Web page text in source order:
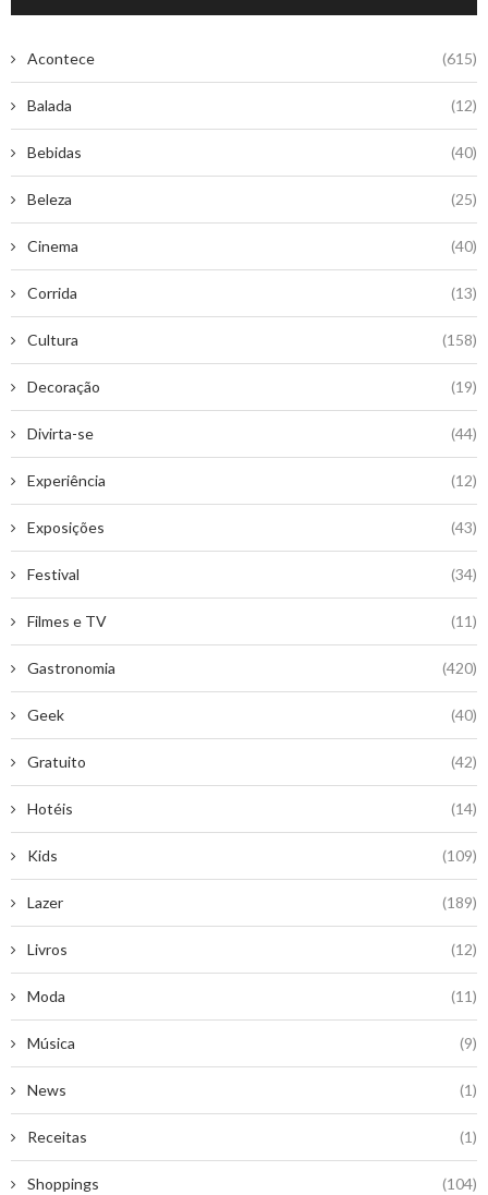
Acontece (615)
Balada (12)
Bebidas (40)
Beleza (25)
Cinema (40)
Corrida (13)
Cultura (158)
Decoração (19)
Divirta-se (44)
Experiência (12)
Exposições (43)
Festival (34)
Filmes e TV (11)
Gastronomia (420)
Geek (40)
Gratuito (42)
Hotéis (14)
Kids (109)
Lazer (189)
Livros (12)
Moda (11)
Música (9)
News (1)
Receitas (1)
Shoppings (104)